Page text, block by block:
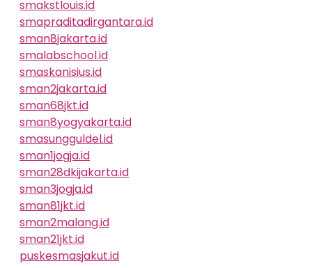
smakstlouis.id
smapraditadirgantara.id
sman8jakarta.id
smalabschool.id
smaskanisius.id
sman2jakarta.id
sman68jkt.id
sman8yogyakarta.id
smasungguldel.id
sman1jogja.id
sman28dkijakarta.id
sman3jogja.id
sman81jkt.id
sman2malang.id
sman21jkt.id
puskesmasjakut.id